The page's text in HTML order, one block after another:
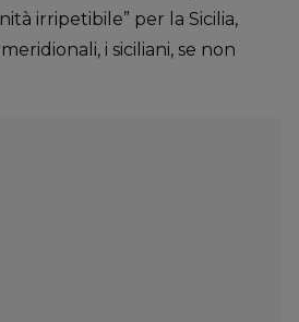
irripetibile” per la Sicilia,
i siciliani, se non